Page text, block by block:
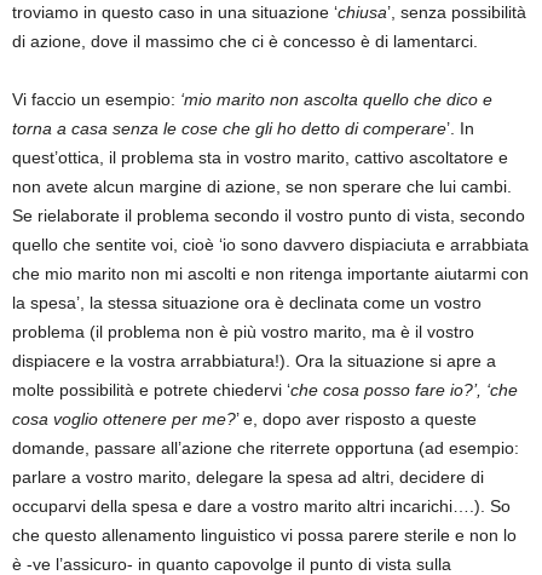
troviamo in questo caso in una situazione ‘chiusa’, senza possibilità
di azione, dove il massimo che ci è concesso è di lamentarci.
Vi faccio un esempio: ‘mio marito non ascolta quello che dico e
torna a casa senza le cose che gli ho detto di comperare’. In
quest’ottica, il problema sta in vostro marito, cattivo ascoltatore e
non avete alcun margine di azione, se non sperare che lui cambi.
Se rielaborate il problema secondo il vostro punto di vista, secondo
quello che sentite voi, cioè ‘io sono davvero dispiaciuta e arrabbiata
che mio marito non mi ascolti e non ritenga importante aiutarmi con
la spesa’, la stessa situazione ora è declinata come un vostro
problema (il problema non è più vostro marito, ma è il vostro
dispiacere e la vostra arrabbiatura!). Ora la situazione si apre a
molte possibilità e potrete chiedervi ‘che cosa posso fare io?’, ‘che
cosa voglio ottenere per me?’ e, dopo aver risposto a queste
domande, passare all’azione che riterrete opportuna (ad esempio:
parlare a vostro marito, delegare la spesa ad altri, decidere di
occuparvi della spesa e dare a vostro marito altri incarichi….). So
che questo allenamento linguistico vi possa parere sterile e non lo
è -ve l’assicuro- in quanto capovolge il punto di vista sulla